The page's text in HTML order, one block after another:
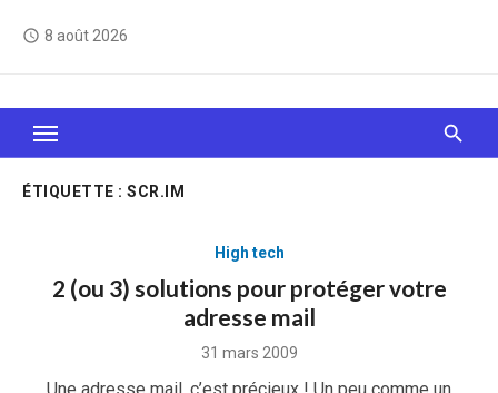
access_time 8 août 2026
Le Web, c'est comme une boîte de chocolats… On
sait jamais sur quoi on va tomber !
ÉTIQUETTE : SCR.IM
High tech
2 (ou 3) solutions pour protéger votre
adresse mail
Posted
31 mars 2009